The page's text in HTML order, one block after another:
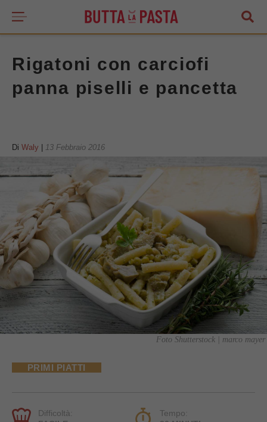
Rigatoni con carciofi
panna piselli e pancetta
Di Waly 13 Febbraio 2016
Foto Shutterstock | marco mayer
PRIMI PIATTI
Difficoltà:
Tempo: